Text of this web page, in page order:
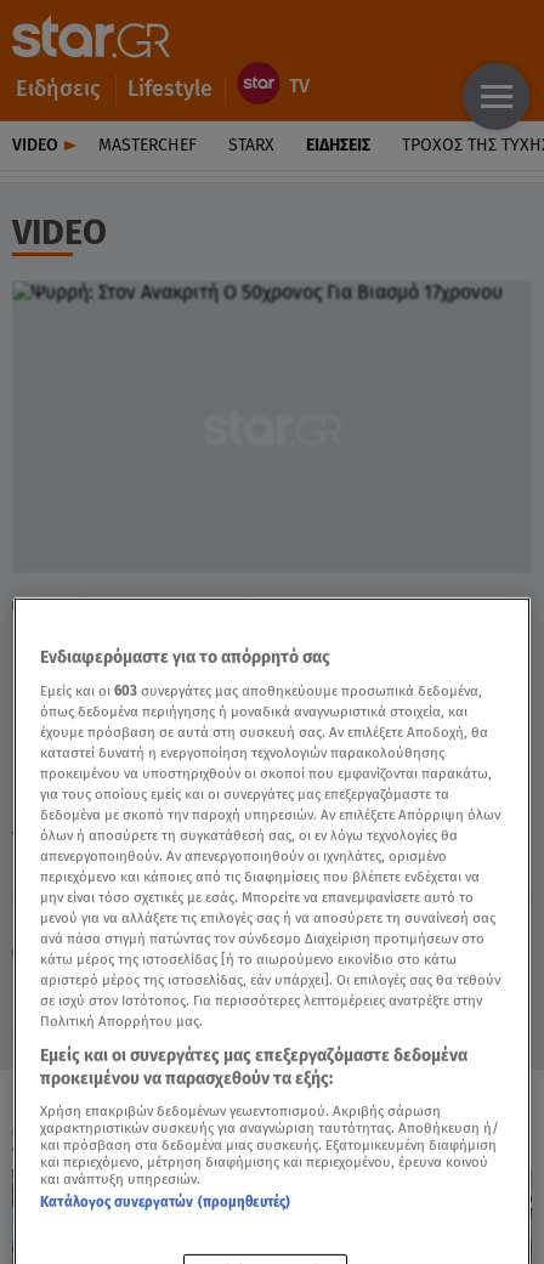
Ειδήσεις Lifestyle
VIDEO MASTERCHEF STARX ΕΙΔΉΣΕΙΣ ΤΡΟΧΌΣ ΤΗΣ
VIDEO
Κυριακή 9 Αυγούστου 2026
26.06.23, 17:12
ΕΛΛΑΔΑ
Πηγή: Αλήθειες με τη Ζήνα
Ψυρρή: Στον Ανακριτή Ο 50χρονος Για
Βιασμό 17χρονου - Video
TAGS: ΨΥΡΡΗ ΒΙΑΣΜΟΣ ΑΛΗΘΕΙΕΣ ΜΕ ΤΗ ΖΗΝΑ
ΟΛΑ ΤΑ ΒΙΝΤΕΟ
Ενδιαφερόμαστε για το απόρρητό σας
Εμείς και οι603 συνεργάτες μας αποθηκεύουμε προσωπικά δεδομένα,
όπως δεδομένα περιήγησης ή μοναδικά αναγνωριστικά στοιχεία, και
έχουμε πρόσβαση σε αυτά στη συσκευή σας. Αν επιλέξετε Αποδοχή, θα
καταστεί δυνατή η ενεργοποίηση τεχνολογιών παρακολούθησης
προκειμένου να υποστηριχθούν οι σκοποί που εμφανίζονται παρακάτω,
για τους οποίους εμείς και οι συνεργάτες μας επεξεργαζόμαστε τα
δεδομένα με σκοπό την παροχή υπηρεσιών. Αν επιλέξετε Απόρριψη όλων
όλων ή αποσύρετε τη συγκατάθεσή σας, οι εν λόγω τεχνολογίες θα
απενεργοποιηθούν. Αν απενεργοποιηθούν οι ιχνηλάτες, ορισμένο
περιεχόμενο και κάποιες από τις διαφημίσεις που βλέπετε ενδέχεται να
μην είναι τόσο σχετικές με εσάς. Μπορείτε να επανεμφανίσετε αυτό το
μενού για να αλλάξετε τις επιλογές σας ή να αποσύρετε τη συναίνεσή σας
ανά πάσα στιγμή πατώντας τον σύνδεσμο Διαχείριση προτιμήσεων στο
κάτω μέρος της ιστοσελίδας [ή το αιωρούμενο εικονίδιο στο κάτω
αριστερό μέρος της ιστοσελίδας, εάν υπάρχει]. Οι επιλογές σας θα τεθούν
σε ισχύ στον Ιστότοπος. Για περισσότερες λεπτομέρειες ανατρέξτε στην
Πολιτική Απορρήτου μας.
Εμείς και οι συνεργάτες μας επεξεργαζόμαστε δεδομένα
προκειμένου να παρασχεθούν τα εξής:
Χρήση επακριβών δεδομένων γεωεντοπισμού. Ακριβής σάρωση
χαρακτηριστικών συσκευής για αναγνώριση ταυτότητας. Αποθήκευση ή/
και πρόσβαση στα δεδομένα μιας συσκευής. Εξατομικευμένη διαφήμιση
και περιεχόμενο, μέτρηση διαφήμισης και περιεχομένου, έρευνα κοινού
και ανάπτυξη υπηρεσιών.
Κατάλογος συνεργατών (προμηθευτές)